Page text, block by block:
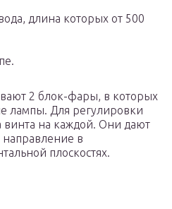
длина которых от 500
2 блок-фары, в которых
лампы. Для регулировки
винта на каждой. Они дают
направление в
плоскостях.